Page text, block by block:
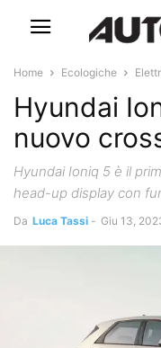
Home Ecologiche
Hyundai
nuovo
Hyundai Ioniq 5 è il
head-up display con
Da Luca Tassi - Giu 13,